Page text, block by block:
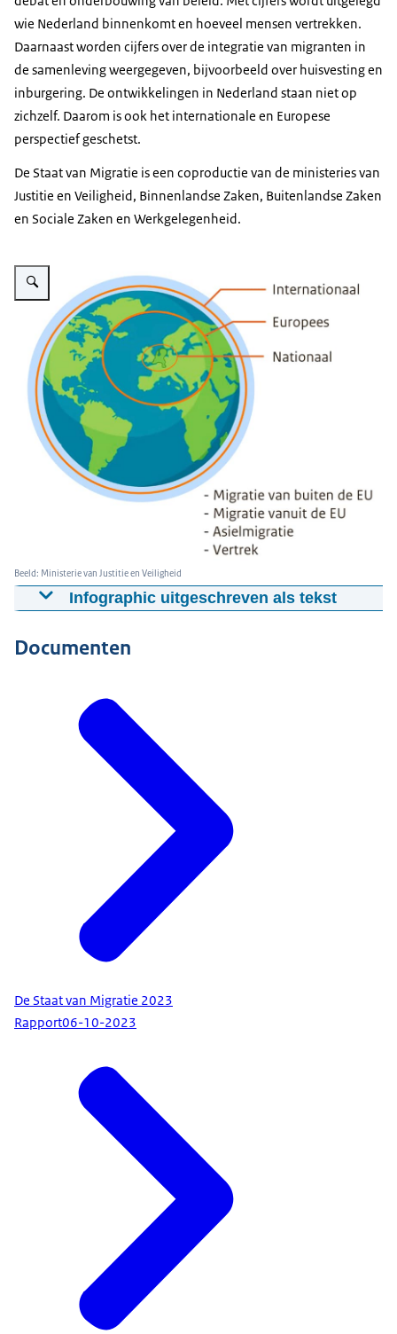
wie Nederland binnenkomt en hoeveel mensen vertrekken.
Daarnaast worden cijfers over de integratie van migranten in
de samenleving weergegeven, bijvoorbeeld over huisvesting en
inburgering. De ontwikkelingen in Nederland staan niet op
zichzelf. Daarom is ook het internationale en Europese
perspectief geschetst.
De Staat van Migratie is een coproductie van de ministeries van
Justitie en Veiligheid, Binnenlandse Zaken, Buitenlandse Zaken
en Sociale Zaken en Werkgelegenheid.
Vergroot afbeelding Infographic: Zie de onderstaande tekst voor informatie
Beeld: Ministerie van Justitie en Veiligheid
Infographic uitgeschreven als tekst
Internationaal
Nationaal
Thema's binnen de Staat van Migratie:
Migratie van buiten de EU
Migratie vanuit de EU
Documenten
De Staat van Migratie 2023
Rapport06-10-2023